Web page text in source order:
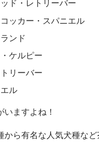
ド・レトリーバー
ッカー・スパニエル
ンド
ケルピー
リーバー
ル
いますよね！
から有名な人気犬種な